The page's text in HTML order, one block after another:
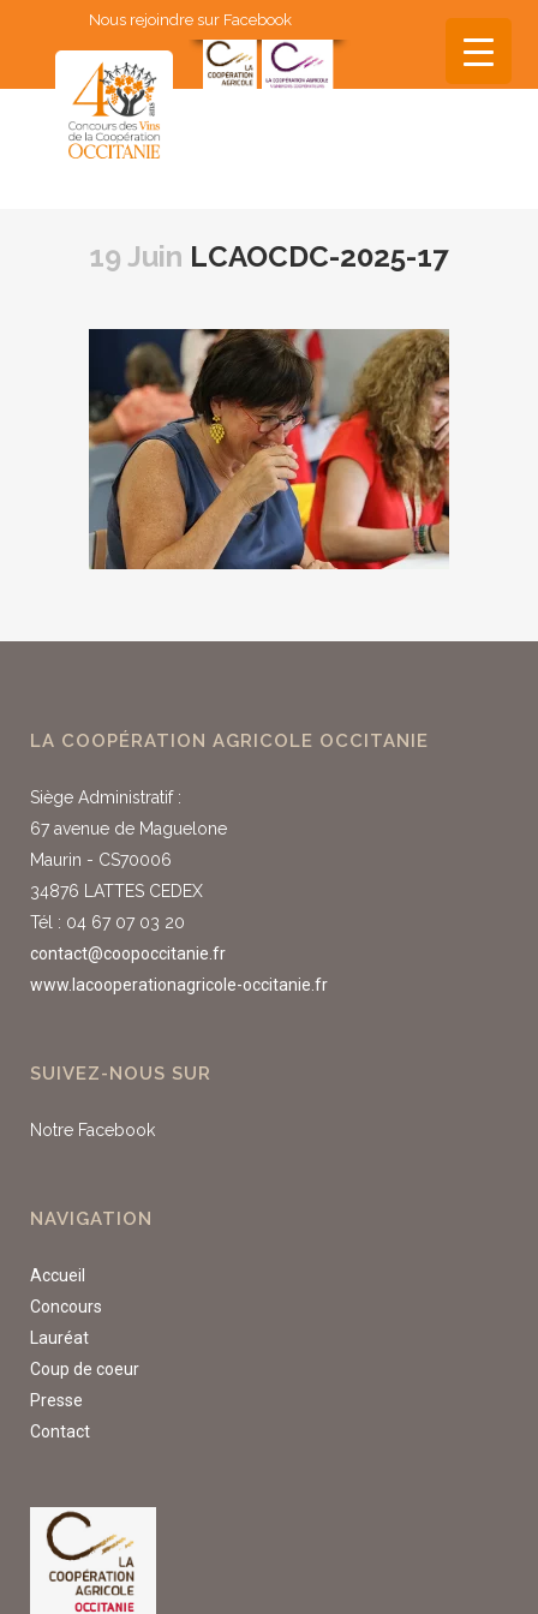
Nous rejoindre sur Facebook
19 Juin LCAOCDC-2025-17
LA COOPÉRATION AGRICOLE OCCITANIE
Siège Administratif :
67 avenue de Maguelone
Maurin - CS70006
34876 LATTES CEDEX
Tél : 04 67 07 03 20
contact@coopoccitanie.fr
www.lacooperationagricole-occitanie.fr
SUIVEZ-NOUS SUR
Notre Facebook
NAVIGATION
Accueil
Concours
Lauréat
Coup de coeur
Presse
Contact